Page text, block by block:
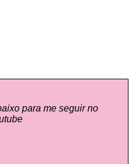
para me seguir no